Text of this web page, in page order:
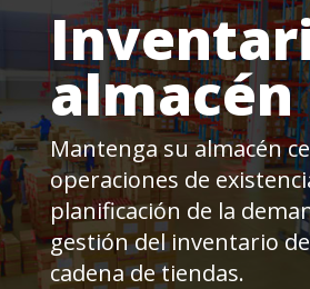
almacén
Mantenga su almacén
operaciones de
planificación de la
gestión del inventario
cadena de tiendas.